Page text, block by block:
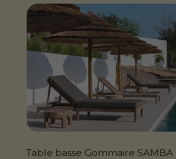
Table basse Gommaire SAMBA